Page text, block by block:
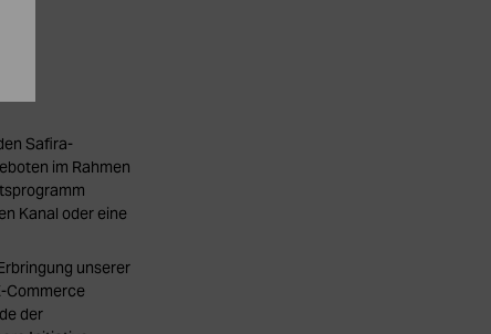
Safira-
im Rahmen
Kanal oder eine
unserer
Commerce
der